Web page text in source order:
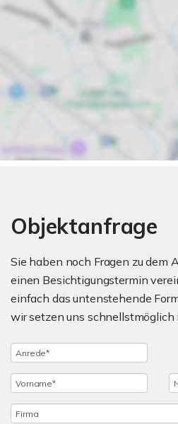
Objektanfrage
Sie haben noch Fragen zu dem
einen Besichtigungstermin
einfach das untenstehende
wir setzen uns schnellstmöglich